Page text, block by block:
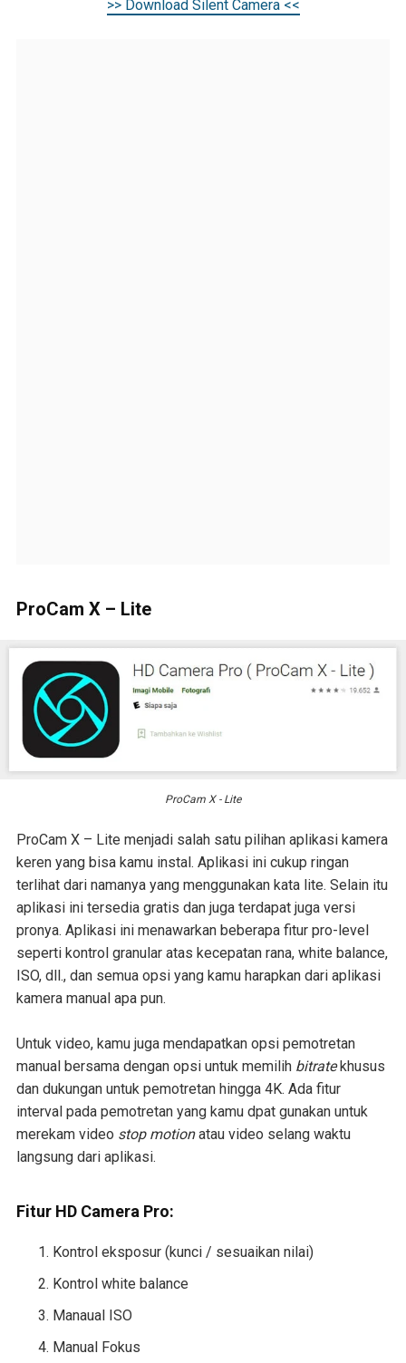
>> Download Silent Camera <<
ProCam X – Lite
ProCam X - Lite
ProCam X – Lite menjadi salah satu pilihan aplikasi kamera
keren yang bisa kamu instal. Aplikasi ini cukup ringan
terlihat dari namanya yang menggunakan kata lite. Selain itu
aplikasi ini tersedia gratis dan juga terdapat juga versi
pronya. Aplikasi ini menawarkan beberapa fitur pro-level
seperti kontrol granular atas kecepatan rana, white balance,
ISO, dll., dan semua opsi yang kamu harapkan dari aplikasi
kamera manual apa pun.
Untuk video, kamu juga mendapatkan opsi pemotretan
manual bersama dengan opsi untuk memilih bitratekhusus
dan dukungan untuk pemotretan hingga 4K. Ada fitur
interval pada pemotretan yang kamu dpat gunakan untuk
merekam video stop motionatau video selang waktu
langsung dari aplikasi.
Fitur HD Camera Pro:
Kontrol eksposur (kunci / sesuaikan nilai)
Kontrol white balance
Manaual ISO
Manual Fokus